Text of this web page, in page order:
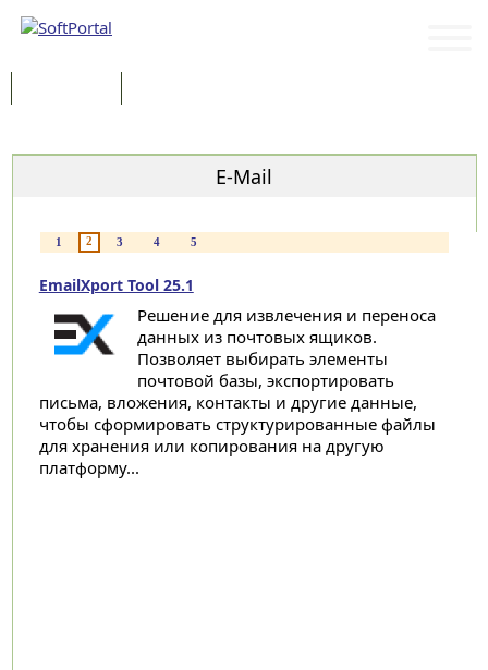
E-Mail
1 2 3 4 5
EmailXport Tool 25.1
Решение для извлечения и переноса
данных из почтовых ящиков.
Позволяет выбирать элементы
почтовой базы, экспортировать
письма, вложения, контакты и другие данные,
чтобы сформировать структурированные файлы
для хранения или копирования на другую
платформу...